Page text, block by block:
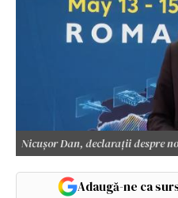
Nicușor Dan, declarații despre
Adaugă-ne ca